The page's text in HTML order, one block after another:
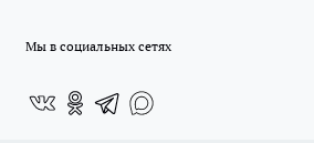
Мы в социальных сетях